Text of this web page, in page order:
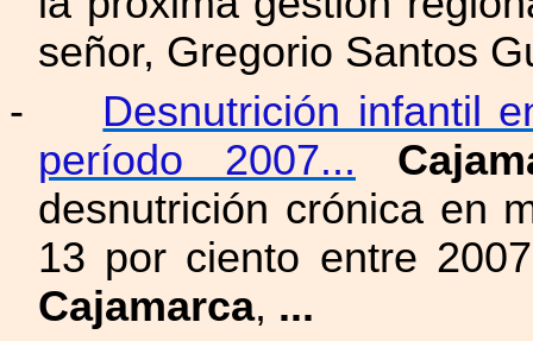
señor, Gregorio Santos
-
Desnutrición infantil
período 2007...
desnutrición crónica en
13 por ciento entre
Cajamarca, ...